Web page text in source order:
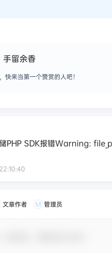
手留余香
快来当第一个赞赏的人吧！
PHP SDK报错Warning:
文章作者 M 管理员